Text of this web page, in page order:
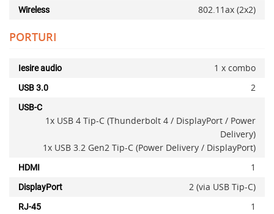
Wireless 802.11ax (2x2)
PORTURI
Iesire audio 1 x combo
USB 3.0 2
USB-C
1x USB 4 Tip-C (Thunderbolt 4 / DisplayPort / Power
Delivery)
1x USB 3.2 Gen2 Tip-C (Power Delivery / DisplayPort)
HDMI 1
DisplayPort 2 (via USB Tip-C)
RJ-45 1
x